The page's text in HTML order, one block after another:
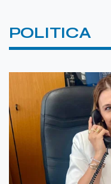
POLITICA